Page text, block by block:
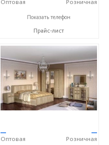
Оптовая Розничная
+7 (4722) 40-24-31
Показать телефон
Прайс-лист
—
Оптовая
—
Розничная